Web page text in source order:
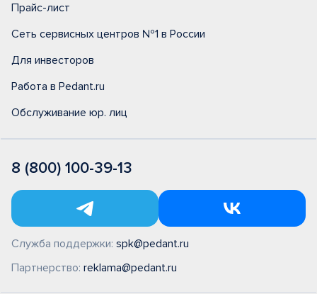
Прайс-лист
Сеть сервисных центров №1 в России
Для инвесторов
Работа в Pedant.ru
Обслуживание юр. лиц
8 (800) 100-39-13
Служба поддержки: spk@pedant.ru
Партнерство: reklama@pedant.ru